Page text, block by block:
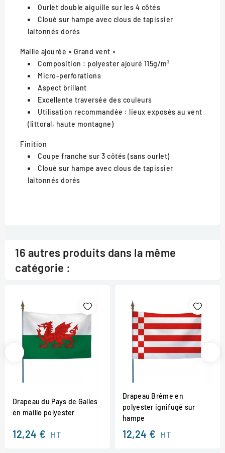
Ourlet double aiguille sur les 4 côtés
Cloué sur hampe avec clous de tapissier
laitonnés dorés
Maille ajourée « Grand vent »
Composition : polyester ajouré 115g/m²
Micro-perforations
Aspect brillant
Excellente traversée des couleurs
Utilisation recommandée : lieux exposés au vent
(littoral, haute montagne)
Finition
Coupe franche sur 3 côtés (sans ourlet)
Cloué sur hampe avec clous de tapissier
laitonnés dorés
16 autres produits dans la même
catégorie :
Drapeau du Pays de Galles
en maille polyester
12,24 € HT
Drapeau Brême en
polyester ignifugé sur
hampe
12,24 € HT